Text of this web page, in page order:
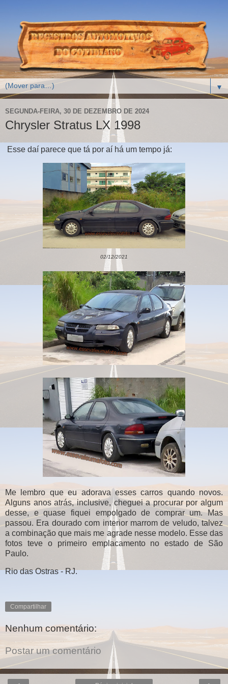
▼
SEGUNDA-FEIRA, 30 DE DEZEMBRO DE 2024
Chrysler Stratus LX 1998
Esse daí parece que tá por aí há um tempo já:
02/12/2021
Me lembro que eu adorava esses carros quando novos.
Alguns anos atrás, inclusive, cheguei a procurar por algum
desse, e quase fiquei empolgado de comprar um. Mas
passou. Era dourado com interior marrom de veludo, talvez
a combinação que mais me agrade nesse modelo. Esse das
fotos teve o primeiro emplacamento no estado de São
Paulo.
Rio das Ostras - RJ.
Compartilhar
Nenhum comentário:
Postar um comentário